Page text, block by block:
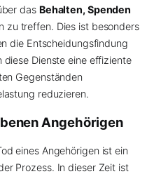
das Behalten, Spenden
zu treffen. Dies ist besonders
die Entscheidungsfindung
diese Dienste eine effiziente
Gegenständen
reduzieren.
Angehörigen
eines Angehörigen ist ein
Prozess. In dieser Zeit ist